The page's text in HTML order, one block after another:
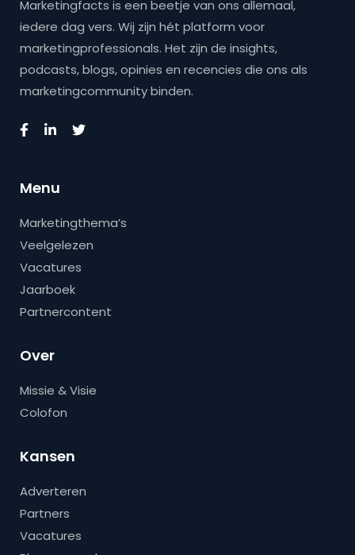
Marketingfacts is een beetje van ons allemaal,
iedere dag vers. Wij zijn hét platform voor
marketingprofessionals. Het zijn de insights,
podcasts, blogs, opinies en recencies die ons als
marketingcommunity binden.
Menu
Marketingthema’s
Veelgelezen
Vacatures
Jaarboek
Partnercontent
Over
Missie & Visie
Colofon
Kansen
Adverteren
Partners
Vacatures